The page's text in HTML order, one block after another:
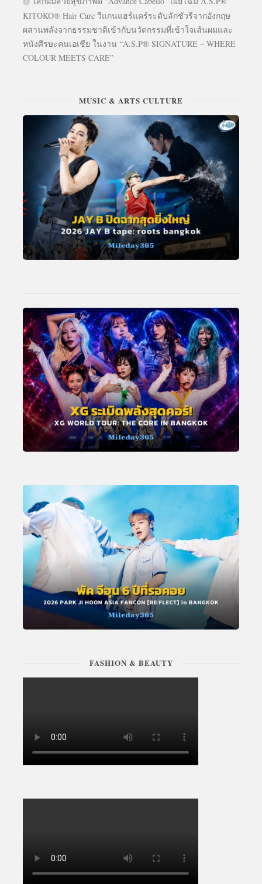
KITOKO® Hair Care วีแกนแฮร์แคร์ระดับลักชัวรีจากอังกฤษ
ผสานพลังจากธรรมชาติเข้ากับนวัตกรรมที่เข้าใจเส้นผมและ
หนังศีรษะคนเอเชีย ในงาน “A.S.P® SIGNATURE – WHERE
COLOUR MEETS CARE”
MUSIC & ARTS CULTURE
FASHION & BEAUTY